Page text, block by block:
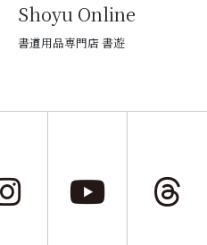
Shoyu Online
書道用品専門店 書遊